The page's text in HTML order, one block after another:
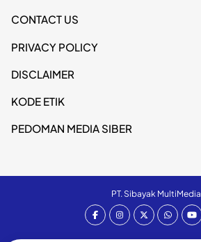
CONTACT US
PRIVACY POLICY
DISCLAIMER
KODE ETIK
PEDOMAN MEDIA SIBER
PT. Sibayak MultiMedia